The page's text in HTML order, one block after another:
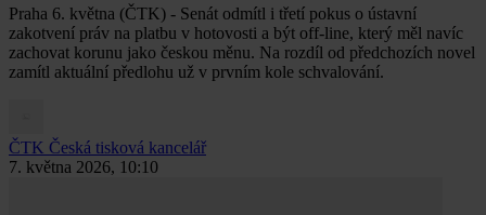
Praha 6. května (ČTK) - Senát odmítl i třetí pokus o ústavní
zakotvení práv na platbu v hotovosti a být off-line, který měl navíc
zachovat korunu jako českou měnu. Na rozdíl od předchozích novel
zamítl aktuální předlohu už v prvním kole schvalování.
ČTK Česká tisková kancelář
7. května 2026, 10:10